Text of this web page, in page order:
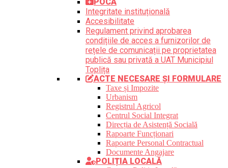
Integritate instituțională
Accesibilitate
Regulament privind aprobarea
condițiile de acces a furnizorilor de
rețele de comunicații pe proprietatea
publică sau privată a UAT Municipiul
Toplița
ACTE NECESARE ȘI FORMULARE
Taxe și Impozite
Urbanism
Registrul Agricol
Centrul Social Integrat
Direcția de Asistență Socială
Rapoarte Funcționari
Rapoarte Personal Contractual
Documente Angajare
POLIȚIA LOCALĂ